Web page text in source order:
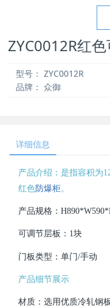
ZYC0012R红
型号： ZYC0012R
品牌： 众御
详细信息
产品介绍：是指容积为
红色防爆柜。
产品规格：
可调节层板：1块
门板类型：单门/手动
产品细节展示
材质：选用优质冷轧钢